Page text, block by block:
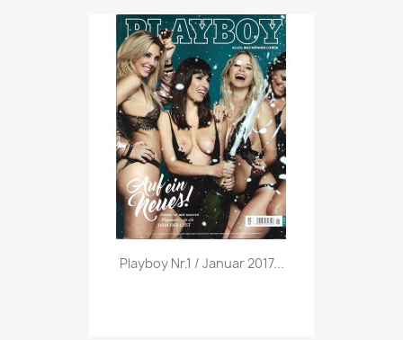
Vorschau
Playboy Nr.1 / Januar 2017...